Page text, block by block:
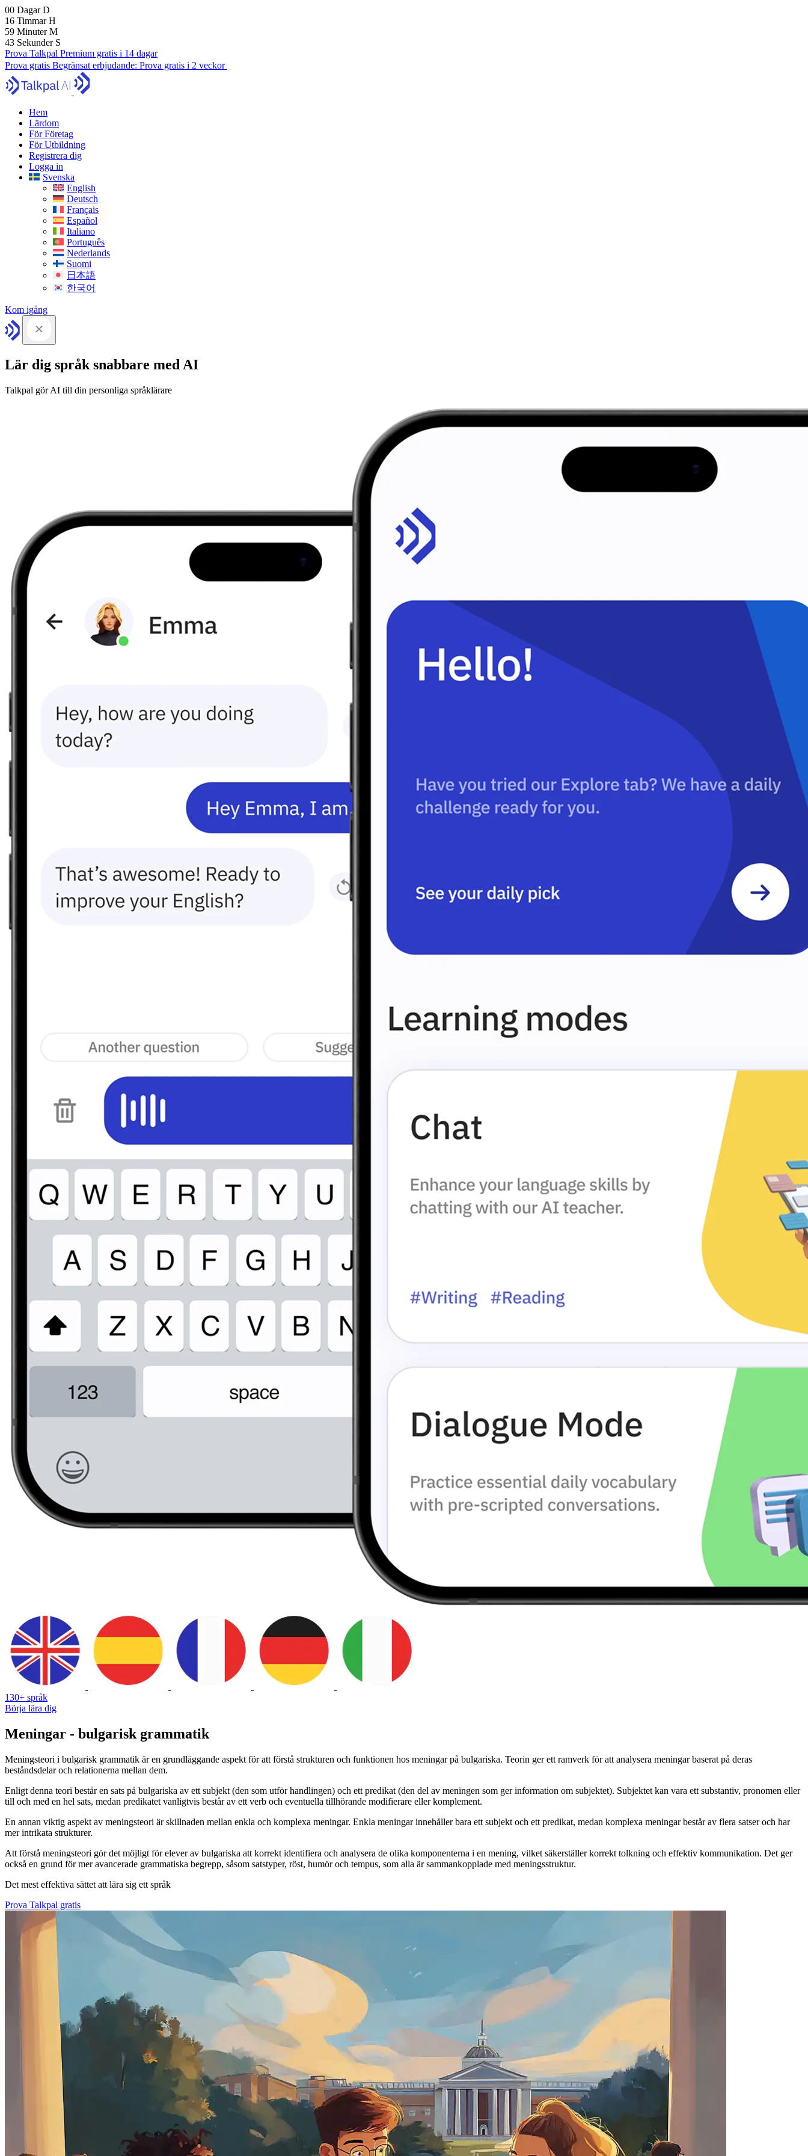
00 DagarD
16 TimmarH
59 MinuterM
42 Sekunder S
Prova Talkpal Premium gratis i 14 dagar
Prova gratis Begränsat erbjudande: Prova gratis i 2 veckor
Hem
Lärdom
För Företag
För Utbildning
Registrera dig
Logga in
Svenska
English
Deutsch
Français
Español
Italiano
Português
Nederlands
Suomi
日本語
한국어
Kom igång
Lär dig språk snabbare med AI
Talkpal gör AI till din personliga språklärare
130+ språk
Börja lära dig
Meningar - bulgarisk grammatik
Meningsteori i bulgarisk grammatik är en grundläggande aspekt för att förstå strukturen och funktionen hos meningar på bulgariska. Teorin ger ett ramverk för att analysera meningar baserat på deras
beståndsdelar och relationerna mellan dem.
Enligt denna teori består en sats på bulgariska av ett subjekt (den som utför handlingen) och ett predikat (den del av meningen som ger information om subjektet). Subjektet kan vara ett substantiv, pronomen eller
till och med en hel sats, medan predikatet vanligtvis består av ett verb och eventuella tillhörande modifierare eller komplement.
En annan viktig aspekt av meningsteori är skillnaden mellan enkla och komplexa meningar. Enkla meningar innehåller bara ett subjekt och ett predikat, medan komplexa meningar består av flera satser och har
mer intrikata strukturer.
Att förstå meningsteori gör det möjligt för elever av bulgariska att korrekt identifiera och analysera de olika komponenterna i en mening, vilket säkerställer korrekt tolkning och effektiv kommunikation. Det ger
också en grund för mer avancerade grammatiska begrepp, såsom satstyper, röst, humör och tempus, som alla är sammankopplade med meningsstruktur.
Det mest effektiva sättet att lära sig ett språk
Prova Talkpal gratis